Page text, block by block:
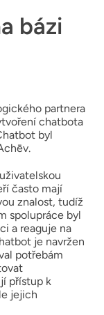
bázi
partnera
chatbota
byl
často mají
znalost, tudíž
spolupráce byl
a reaguje na
je navržen
potřebám
přístup k
jejich